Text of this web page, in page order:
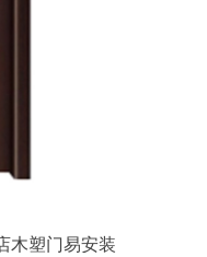
木塑门易安装